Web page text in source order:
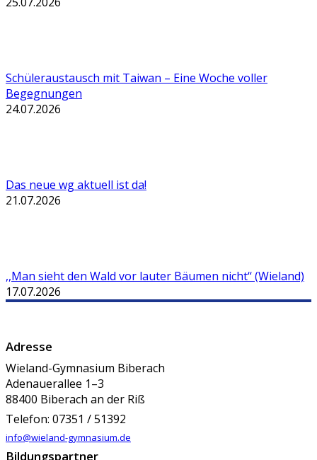
Schüleraustausch mit Taiwan – Eine Woche voller
Begegnungen
24.07.2026
Das neue wg aktuell ist da!
21.07.2026
,,Man sieht den Wald vor lauter Bäumen nicht‘‘ (Wieland)
17.07.2026
Adresse
Wieland-Gymnasium Biberach
Adenauerallee 1–3
88400 Biberach an der Riß
Telefon: 07351 / 51392
info@wieland-gymnasium.de
Bildungspartner